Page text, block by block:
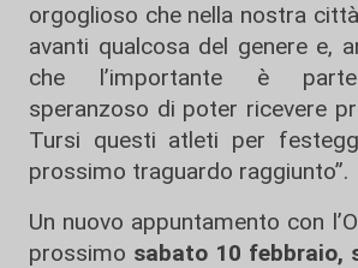
orgoglioso che nella nostra
avanti qualcosa del genere e,
che l’importante è
speranzoso di poter ricevere
Tursi questi atleti per
prossimo traguardo raggiunto”.
Un nuovo appuntamento con
prossimo sabato 10 febbraio,